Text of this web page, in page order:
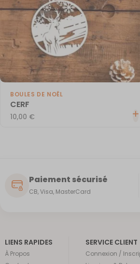
BOULES DE NOËL
CERF
10,00 €
Paiement sécurisé
CB, Visa, MasterCard
LIENS RAPIDES
À Propos
SERVICE CLIENT
Connexion /